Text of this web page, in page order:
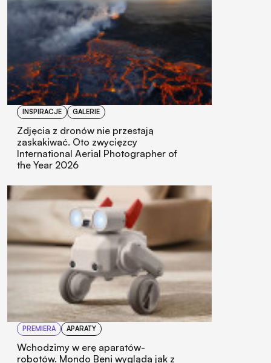
INSPIRACJE GALERIE
Zdjęcia z dronów nie przestają
zaskakiwać. Oto zwycięzcy
International Aerial Photographer of
the Year 2026
PREMIERA APARATY
Wchodzimy w erę aparatów-
robotów. Mondo Beni wygląda jak z